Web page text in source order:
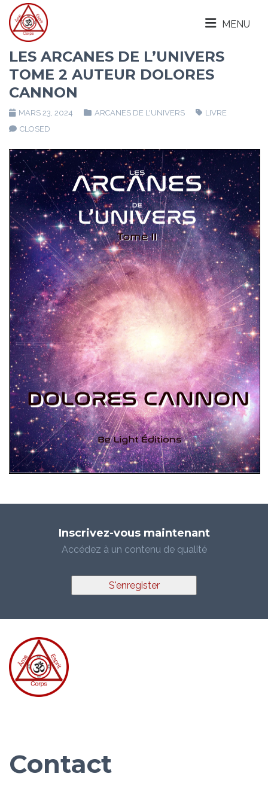
MENU
LES ARCANES DE L’UNIVERS
TOME 2 AUTEUR DOLORES
CANNON
MARS 23, 2024 ARCANES DE L'UNIVERS
LIVRE
CLOSED
Inscrivez-vous maintenant
Accédez à un contenu de qualité
S'enregister
Contact